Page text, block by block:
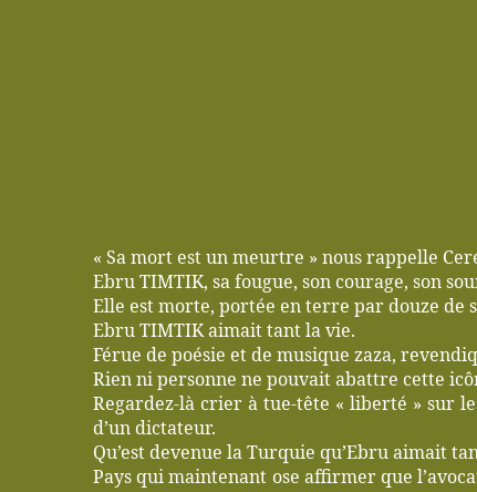
« Sa mort est un meurtre » nous rappelle
Ebru TIMTIK, sa fougue, son courage, son
Elle est morte, portée en terre par douze de
Ebru TIMTIK aimait tant la vie.
Férue de poésie et de musique zaza,
Rien ni personne ne pouvait abattre cette
Regardez-là crier à tue-tête « liberté » sur
d’un dictateur.
Qu’est devenue la Turquie qu’Ebru aimait
Pays qui maintenant ose affirmer que